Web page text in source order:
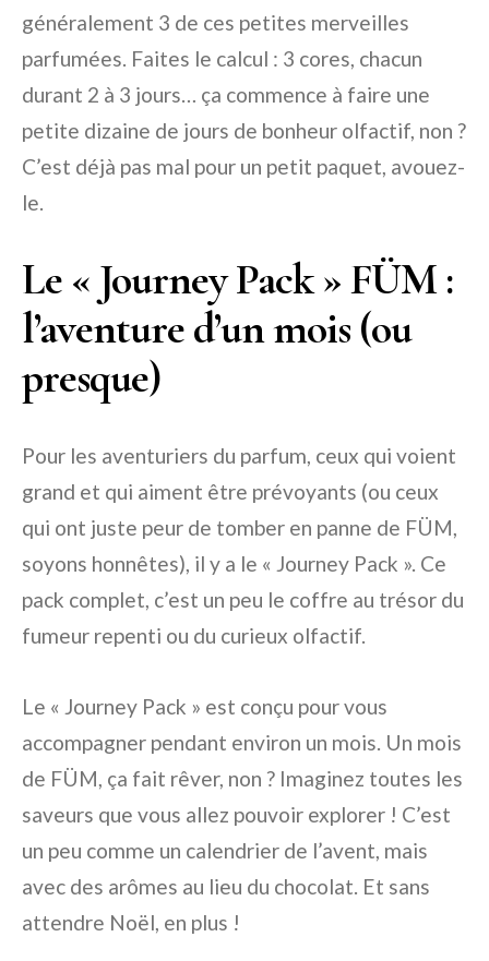
généralement 3 de ces petites merveilles
parfumées. Faites le calcul : 3 cores, chacun
durant 2 à 3 jours… ça commence à faire une
petite dizaine de jours de bonheur olfactif, non ?
C’est déjà pas mal pour un petit paquet, avouez-
le.
Le « Journey Pack » FÜM :
l’aventure d’un mois (ou
presque)
Pour les aventuriers du parfum, ceux qui voient
grand et qui aiment être prévoyants (ou ceux
qui ont juste peur de tomber en panne de FÜM,
soyons honnêtes), il y a le « Journey Pack ». Ce
pack complet, c’est un peu le coffre au trésor du
fumeur repenti ou du curieux olfactif.
Le « Journey Pack » est conçu pour vous
accompagner pendant environ un mois. Un mois
de FÜM, ça fait rêver, non ? Imaginez toutes les
saveurs que vous allez pouvoir explorer ! C’est
un peu comme un calendrier de l’avent, mais
avec des arômes au lieu du chocolat. Et sans
attendre Noël, en plus !